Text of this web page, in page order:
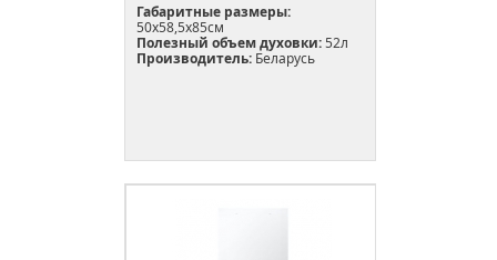
Габаритные размеры:
50x58,5x85см
Полезный объем духовки:52л
Производитель: Беларусь